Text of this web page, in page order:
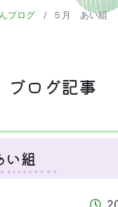
ブログ ５月 あい組
ブログ記事
い組